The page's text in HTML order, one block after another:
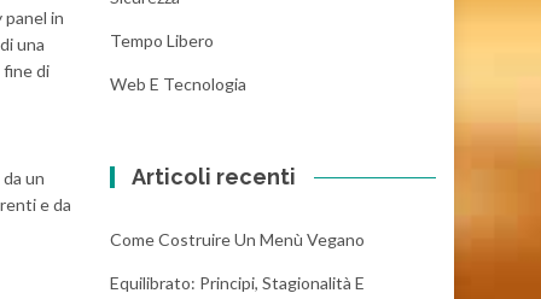
panel in
una
fine di
un
e da
Tempo Libero
Web E Tecnologia
Articoli recenti
Come Costruire Un Menù Vegano
Equilibrato: Principi, Stagionalità E